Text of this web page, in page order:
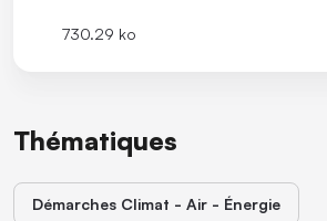
730.29 ko
Thématiques
Démarches Climat - Air - Énergie